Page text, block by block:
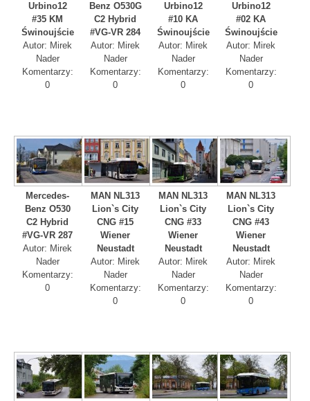
Urbino12
#35 KM
Świnoujście
Autor: Mirek
Nader
Komentarzy:
0
Benz O530G
C2 Hybrid
#VG-VR 284
Autor: Mirek
Nader
Komentarzy:
0
Urbino12
#10 KA
Świnoujście
Autor: Mirek
Nader
Komentarzy:
0
Urbino12
#02 KA
Świnoujście
Autor: Mirek
Nader
Komentarzy:
0
Mercedes-
Benz O530
C2 Hybrid
#VG-VR 287
Autor: Mirek
Nader
Komentarzy:
0
MAN NL313
Lion`s City
CNG #15
Wiener
Neustadt
Autor: Mirek
Nader
Komentarzy:
0
MAN NL313
Lion`s City
CNG #33
Wiener
Neustadt
Autor: Mirek
Nader
Komentarzy:
0
MAN NL313
Lion`s City
CNG #43
Wiener
Neustadt
Autor: Mirek
Nader
Komentarzy:
0